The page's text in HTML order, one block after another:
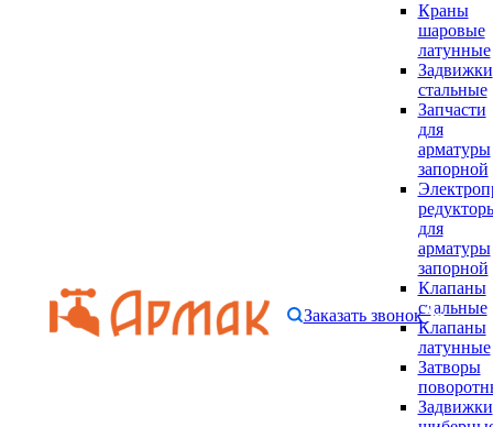
Краны
шаровые
латунные
Задвижки
стальные
Запчасти
для
арматуры
запорной
для
арматуры
запорной
Клапаны
стальные
Клапаны
латунные
Затворы
Задвижки
Заказать звонок